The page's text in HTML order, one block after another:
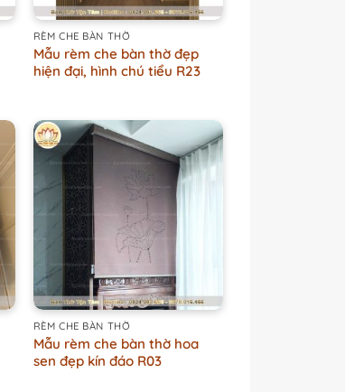
RÈM CHE BÀN THỜ
Mẫu rèm che bàn thờ đẹp
hiện đại, hình chú tiểu R23
RÈM CHE BÀN THỜ
Mẫu rèm che bàn thờ hoa
sen đẹp kín đáo R03